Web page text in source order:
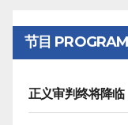
节目 PROGRAM